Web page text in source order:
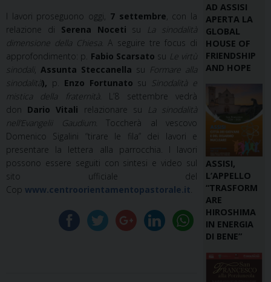
I lavori proseguono oggi, 7 settembre, con la
relazione di Serena Noceti su La sinodalità
dimensione della Chiesa. A seguire tre focus di
approfondimento: p. Fabio Scarsato su Le virtù
sinodali, Assunta Steccanella su Formare alla
sinodalità), p. Enzo Fortunato su Sinodalità e
mistica della fraternità. L’8 settembre vedrà
don Dario Vitali relazionare su
La sinodalità
nell’Evangelii Gaudium. Toccherà al vescovo
Domenico Sigalini “tirare le fila” dei lavori e
presentare la lettera alla parrocchia. I lavori
possono essere seguiti con sintesi e video sul
sito ufficiale del
Cop www.centroorientamentopastorale.it.
AD ASSISI
APERTA LA
GLOBAL
HOUSE OF
FRIENDSHIP
AND HOPE
ASSISI,
L’APPELLO
“TRASFORM
ARE
HIROSHIMA
IN ENERGIA
DI BENE”